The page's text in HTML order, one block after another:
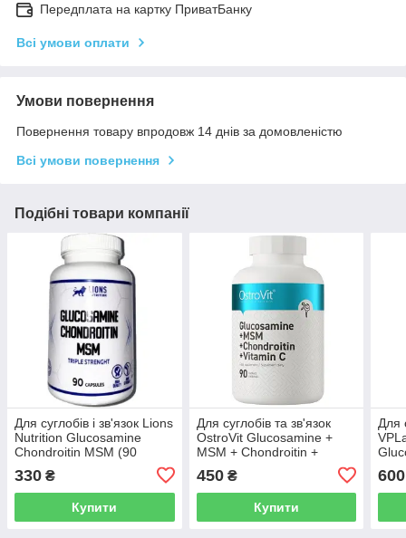
Передплата на картку ПриватБанку
Всі умови оплати
Умови повернення
Повернення товару впродовж 14 днів за домовленістю
Всі умови повернення
Подібні товари компанії
Для суглобів і зв'язок Lions
Nutrition Glucosamine
Chondroitin MSM (90
330 ₴
Купити
Для суглобів та зв'язок
OstroVit Glucosamine +
MSM + Chondroitin +
450₴
Купити
Для
600